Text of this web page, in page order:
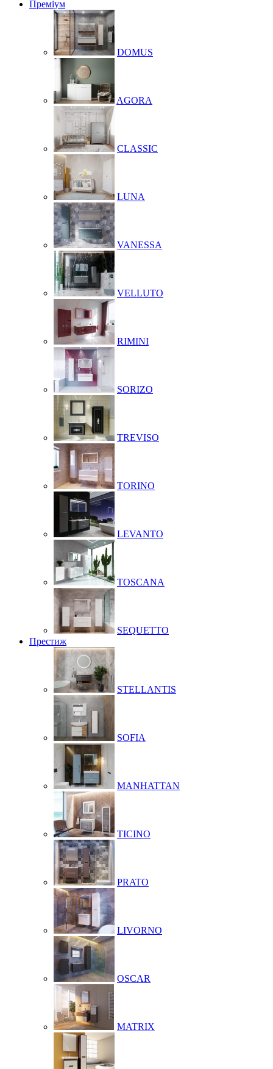
Преміум
DOMUS
AGORA
CLASSIC
LUNA
VANESSA
VELLUTO
RIMINI
SORIZO
TREVISO
TORINO
LEVANTO
TOSCANA
SEQUETTO
Престиж
STELLANTIS
SOFIA
MANHATTAN
TICINO
PRATO
LIVORNO
OSCAR
MATRIX